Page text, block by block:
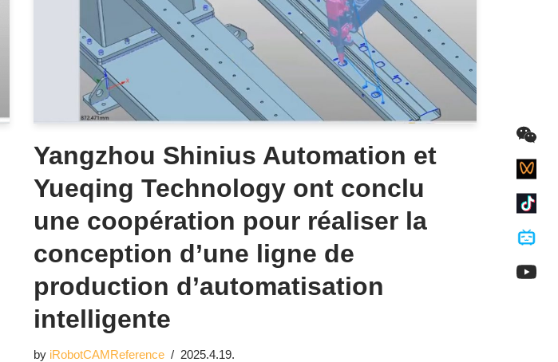
Yangzhou Shinius Automation et
Yueqing Technology ont conclu
une coopération pour réaliser la
conception d’une ligne de
production d’automatisation
intelligente
by iRobotCAMReference 2025.4.19.